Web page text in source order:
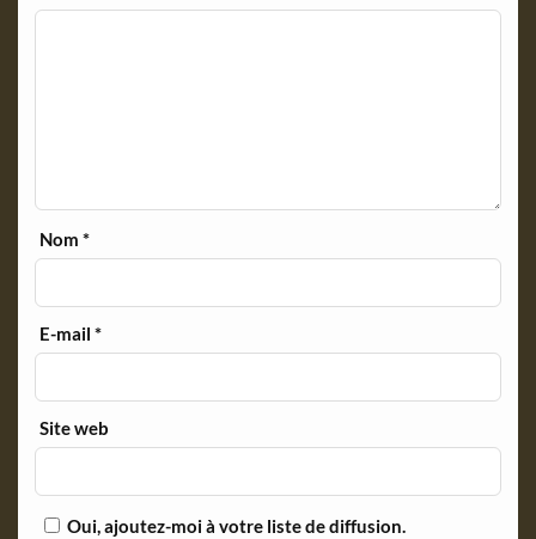
Nom*
E-mail*
Site web
Oui, ajoutez-moi à votre liste de diffusion.